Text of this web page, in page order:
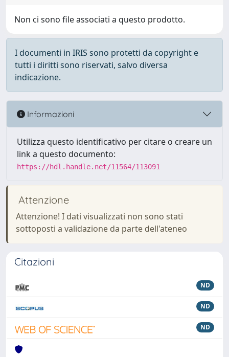
Non ci sono file associati a questo prodotto.
I documenti in IRIS sono protetti da copyright e
tutti i diritti sono riservati, salvo diversa
indicazione.
Informazioni
Utilizza questo identificativo per citare o creare un
link a questo documento:
https://hdl.handle.net/11564/113091
Attenzione
Attenzione! I dati visualizzati non sono stati
sottoposti a validazione da parte dell'ateneo
Citazioni
ND
ND
ND